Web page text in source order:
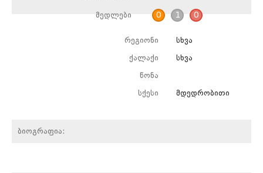
მედლები 0 1 0
რეგიონი სხვა
ქალაქი სხვა
წონა
სქესი მდედრობითი
ბიოგრაფია: